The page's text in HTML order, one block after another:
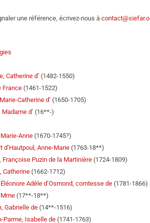
une référence, écrivez-nous à
Catherine d’ (1482-1550)
France(1461-1522)
Catherine d’ (1650-1705)
d’ (16**-)
Anne (1670-1745?)
d’Hautpoul, Anne-Marie (1763-18**)
Françoise Puzin de la Martinière (1724-1809)
Catherine(1662-1712)
Adèle d’Osmond, comtesse de (1781-1866)
Mme(17**-18**)
Gabrielle de (14**-1516)
Parme, Isabelle de (1741-1763)